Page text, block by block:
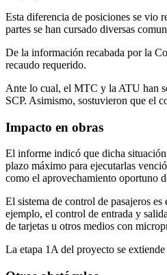
Esta diferencia de posiciones se vio
partes se han cursado diversas
De la información recabada por la
recaudo requerido.
Ante lo cual, el MTC y la ATU han
SCP. Asimismo, sostuvieron que el
Impacto en obras
El informe indicó que dicha
plazo máximo para ejecutarlas
como el aprovechamiento oportuno
El sistema de control de pasajeros
ejemplo, el control de entrada y
de tarjetas u otros medios con
La etapa 1A del proyecto se